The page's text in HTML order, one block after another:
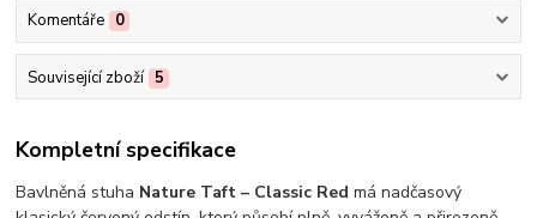
Komentáře 0
Související zboží 5
Kompletní specifikace
Bavlněná stuha Nature Taft – Classic Red má nadčasový